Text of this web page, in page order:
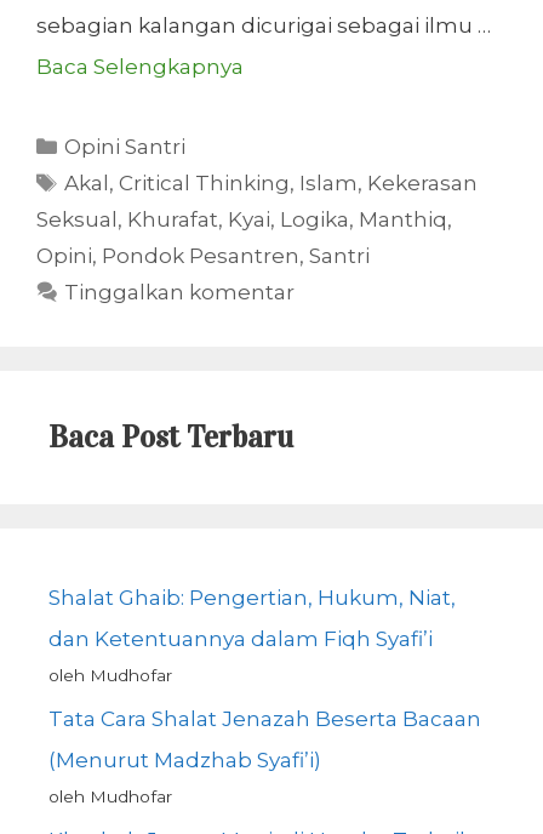
sebagian kalangan dicurigai sebagai ilmu …
Baca Selengkapnya
Kategori
Opini Santri
Tag
Akal,Critical Thinking, Islam, Kekerasan
Seksual, Khurafat, Kyai, Logika, Manthiq,
Opini, Pondok Pesantren, Santri
Tinggalkan komentar
Baca Post Terbaru
Shalat Ghaib: Pengertian, Hukum, Niat,
dan Ketentuannya dalam Fiqh Syafi’i
oleh Mudhofar
Tata Cara Shalat Jenazah Beserta Bacaan
(Menurut Madzhab Syafi’i)
oleh Mudhofar